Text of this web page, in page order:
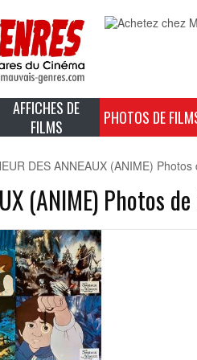
AFFICHES DE
FILMS
PHOTOS DE
DES ANNEAUX (ANIME)
(ANIME)